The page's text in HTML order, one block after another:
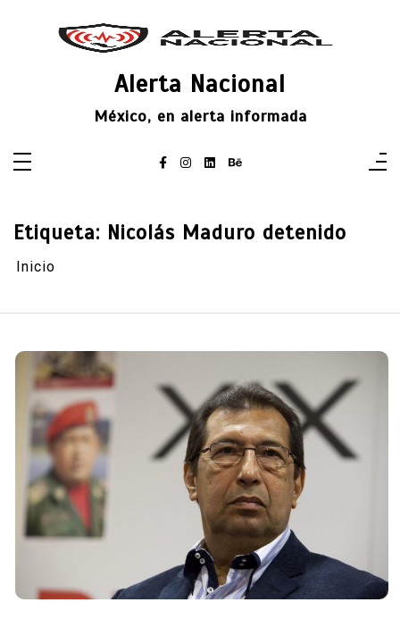
Alerta Nacional
México, en alerta informada
Etiqueta: Nicolás Maduro detenido
Inicio